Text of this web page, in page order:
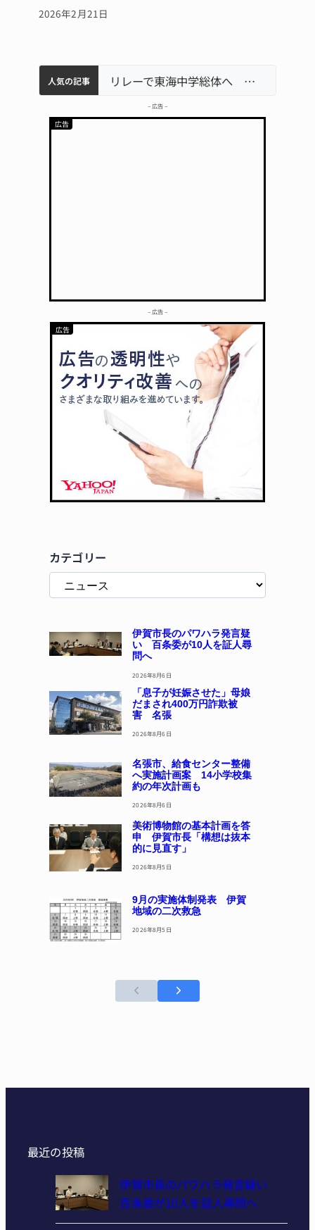
2026年2月21日
人気の記事
中学校の陶壁モニュメント 地元建設会社がボランティアで清掃 伊賀名張市立病院のDMAT、熊本地震の被災地へ 能登以来3回目の派遣
【インターハイ⑨】ソフトテニス ミス減らし上位狙う 近大高専 リレーで東海中学総体へ 伊賀・名張
– 広告 –
– 広告 –
カテゴリー
伊賀市長のパワハラ発言疑
い 百条委が10人を証人尋
問へ
2026年8月6日
「息子が妊娠させた」母娘
だまされ400万円詐欺被
害 名張
2026年8月6日
名張市、給食センター整備
へ実施計画案 14小学校集
約の年次計画も
2026年8月6日
美術博物館の基本計画を答
申 伊賀市長「構想は抜本
的に見直す」
2026年8月5日
9月の実施体制発表 伊賀
地域の二次救急
2026年8月5日
最近の投稿
伊賀市長のパワハラ発言疑い
百条委が10人を証人尋問へ